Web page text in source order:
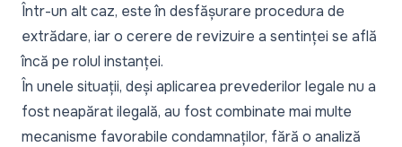
Într-un alt caz, este în desfășurare procedura de
extrădare, iar o cerere de revizuire a sentinței se află
încă pe rolul instanței.
În unele situații, deși aplicarea prevederilor legale nu a
fost neapărat ilegală, au fost combinate mai multe
mecanisme favorabile condamnaților, fără o analiză